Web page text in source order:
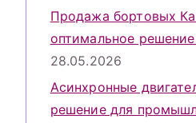
Продажа бортовых
оптимальное
28.05.2026
Асинхронные
решение для